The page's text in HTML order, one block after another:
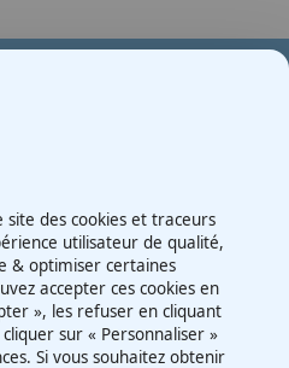
site des cookies et traceurs
utilisateur de qualité,
& optimiser certaines
accepter ces cookies en
», les refuser en cliquant
sur « Personnaliser »
Si vous souhaitez obtenir